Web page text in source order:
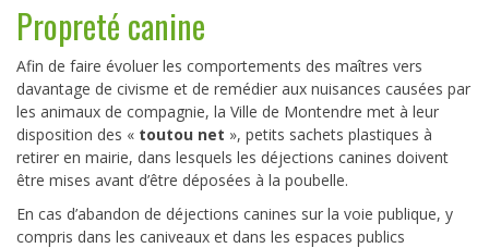
Propreté canine
Afin de faire évoluer les comportements des maîtres vers
davantage de civisme et de remédier aux nuisances causées par
les animaux de compagnie, la Ville de Montendre met à leur
disposition des « toutou net », petits sachets plastiques à
retirer en mairie, dans lesquels les déjections canines doivent
être mises avant d’être déposées à la poubelle.
En cas d’abandon de déjections canines sur la voie publique, y
compris dans les caniveaux et dans les espaces publics